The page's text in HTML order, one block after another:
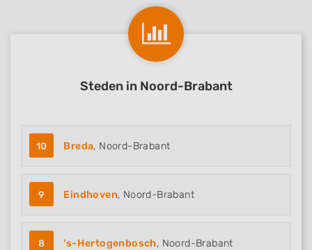
Steden in Noord-Brabant
10 Breda, Noord-Brabant
9 Eindhoven, Noord-Brabant
8 's-Hertogenbosch, Noord-Brabant